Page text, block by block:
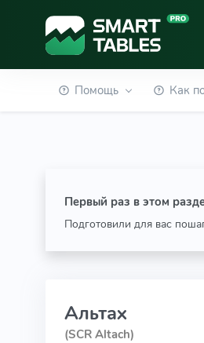
Помощь Как
Первый раз в этом
Подготовили для вас
Альтах
(SCR Altach)